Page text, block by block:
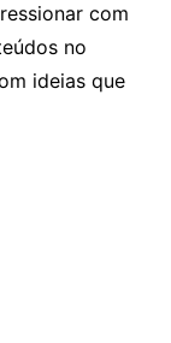
com
no
ideias que